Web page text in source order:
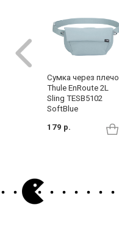
Сумка через плечо
Thule EnRoute 2L
Sling TESB5102
SoftBlue
179 р.